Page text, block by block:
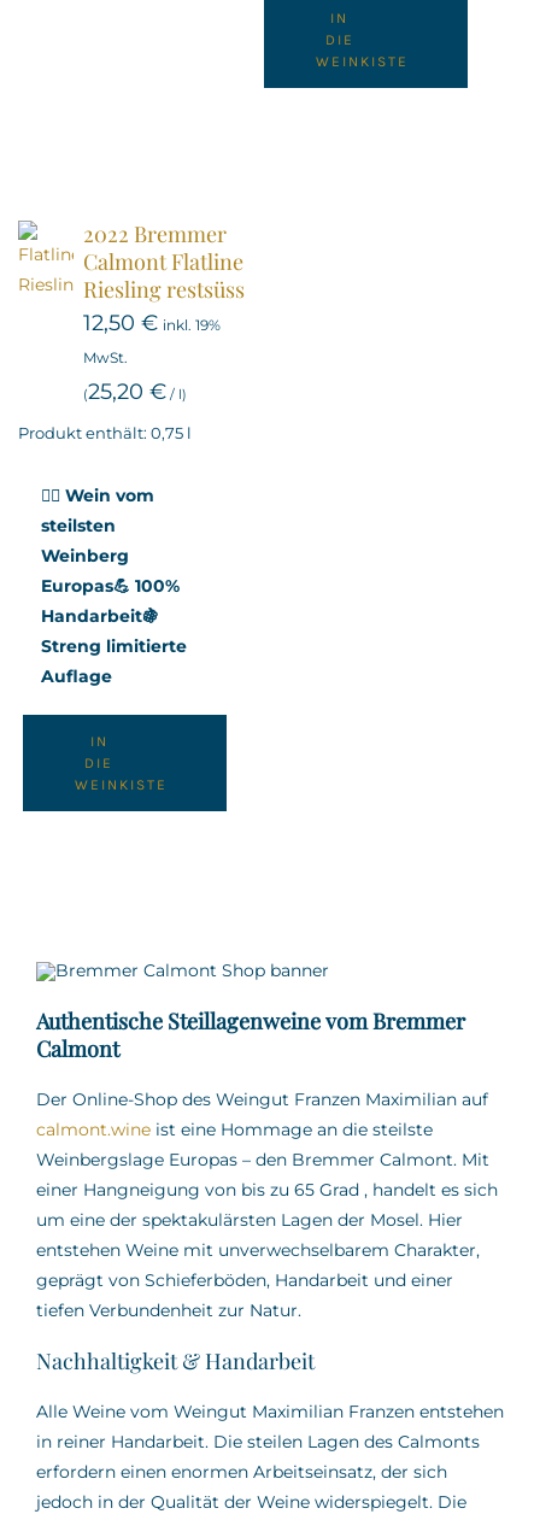
IN
DIE
WEINKISTE
2022 Bremmer
Calmont Flatline
Riesling restsüss
12,50 € inkl. 19%
MwSt.
(25,20 €/ l)
Produkt enthält: 0,75 l
🧗‍♂️ Wein vom
steilsten
Weinberg
Europas💪 100%
Handarbeit🍇
Streng limitierte
Auflage
IN
DIE
WEINKISTE
Authentische Steillagenweine vom Bremmer
Calmont
Der Online-Shop des Weingut Franzen Maximilian auf
calmont.wineist eine Hommage an die steilste
Weinbergslage Europas – den Bremmer Calmont. Mit
einer Hangneigung von bis zu 65 Grad, handelt es sich
um eine der spektakulärsten Lagen der Mosel. Hier
entstehen Weine mit unverwechselbarem Charakter,
geprägt von Schieferböden, Handarbeit und einer
tiefen Verbundenheit zur Natur.
Nachhaltigkeit & Handarbeit
Alle Weine vom Weingut Maximilian Franzen entstehen
in reiner Handarbeit. Die steilen Lagen des Calmonts
erfordern einen enormen Arbeitseinsatz, der sich
jedoch in der Qualität der Weine widerspiegelt. Die